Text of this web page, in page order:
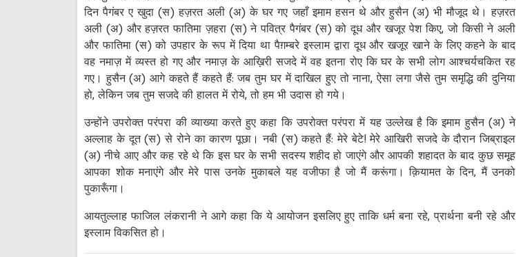
दिन पैगंबर ए खुदा (स) हज़रत अली (अ) के घर गए जहाँ इमाम हसन थे और हुसैन (अ) भी मौजूद थे। हज़रत
अली (अ) और हज़रत फातिमा ज़हरा (स) ने पवित्र पैगंबर (स) को दूध और खजूर पेश किए, जो किसी ने अली
और फातिमा (स) को उपहार के रूप में दिया था पैग़म्बरे इस्लाम द्वारा दूध और खजूर खाने के लिए कहने के बाद
वह नमाज़ में व्यस्त हो गए और नमाज़ के आख़िरी सजदे में वह इतना रोए कि घर के सभी लोग आश्चर्यचकित रह
गए। हुसैन (अ) आगे कहते हैं कहते हैं: जब तुम घर में दाखिल हुए तो नाना, ऐसा लगा जैसे तुम समृद्धि की दुनिया
हो, लेकिन जब तुम सजदे की हालत में रोये, तो हम भी उदास हो गये।
उन्होंने उपरोक्त परंपरा की व्याख्या करते हुए कहा कि उपरोक्त परंपरा में यह उल्लेख है कि इमाम हुसैन (अ) ने
अल्लाह के दूत (स) से रोने का कारण पूछा। नबी (स) कहते हैं: मेरे बेटे! मेरे आखिरी सजदे के दौरान जिब्राइल
(अ) नीचे आए और कह रहे थे कि इस घर के सभी सदस्य शहीद हो जाएंगे और आपकी शहादत के बाद कुछ समूह
आपका शोक मनाएंगे और मेरे पास उनके मुकाबले यह वजीफा है जो मैं करूंगा। क़ियामत के दिन, मैं उनको
पुकारूँगा।
आयतुल्लाह फाजिल लंकरानी ने आगे कहा कि ये आयोजन इसलिए हुए ताकि धर्म बना रहे, प्रार्थना बनी रहे और
इस्लाम विकसित हो।